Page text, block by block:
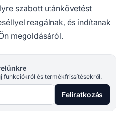
szabott utánkövetést
reagálnak, és indítanak
megoldásáról.
funkciókról és termékfrissítésekről.
Feliratkozás